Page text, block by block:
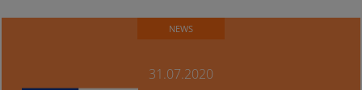
NEWS
31.07.2020